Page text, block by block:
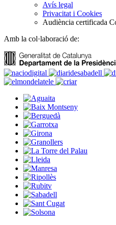
Avís legal
Privacitat i Cookies
Audiència certificada
Amb la col·laboració de: